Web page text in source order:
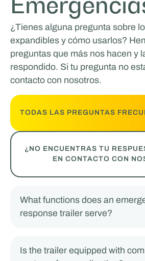
¿Tienes alguna pregunta sobre
expandibles y cómo usarlos?
preguntas que más nos hacen y
respondido. Si tu pregunta no
contacto con nosotros.
TODAS LAS PREGUNTAS
¿NO ENCUENTRAS TU
EN CONTACTO CON
What functions does an
response trailer serve?
Is the trailer equipped with